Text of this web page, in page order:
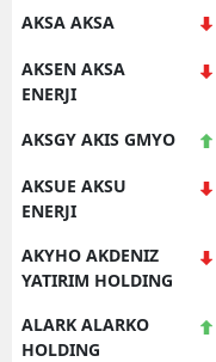
AKSA AKSA
AKSEN AKSA
ENERJI
AKSGY AKIS GMYO
AKSUE AKSU
ENERJI
AKYHO AKDENIZ
YATIRIM HOLDING
ALARK ALARKO
HOLDING